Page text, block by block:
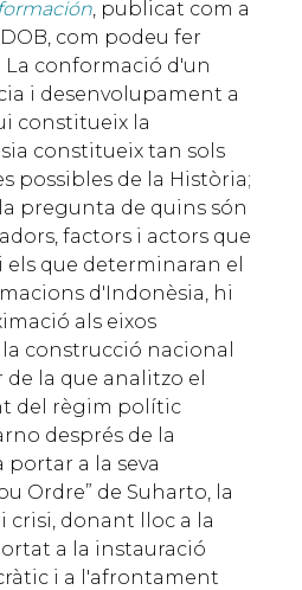
, publicat com a
com podeu fer
conformació d'un
i desenvolupament a
constitueix la
constitueix tan sols
possibles de la Història;
pregunta de quins són
factors i actors que
els que determinaran el
d'Indonèsia, hi
als eixos
construcció nacional
la que analitzo el
del règim polític
després de la
a la seva
Ordre” de Suharto, la
crisi, donant lloc a la
a la instauració
i a l'afrontament